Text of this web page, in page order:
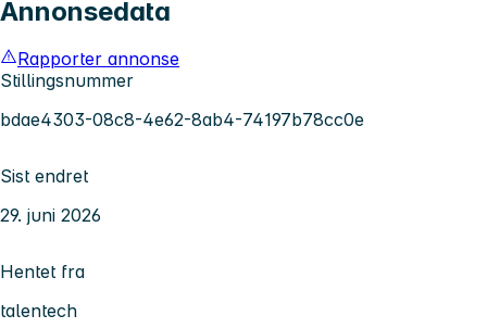
Annonsedata
Rapporter annonse
Stillingsnummer
bdae4303-08c8-4e62-8ab4-74197b78cc0e
Sist endret
29. juni 2026
Hentet fra
talentech